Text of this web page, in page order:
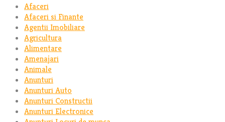
Afaceri
Afaceri si Finante
Agentii Imobiliare
Agricultura
Alimentare
Amenajari
Animale
Anunturi
Anunturi Auto
Anunturi Constructii
Anunturi Electronice